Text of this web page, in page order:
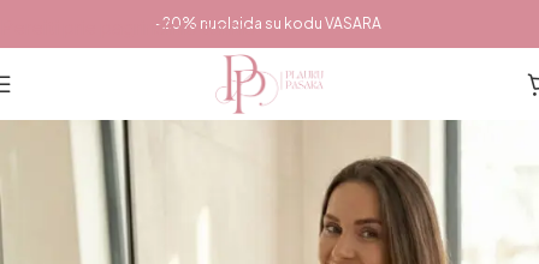
Pereiti prie pagrindinio turinio-20% nuolaida su kodu VASARA